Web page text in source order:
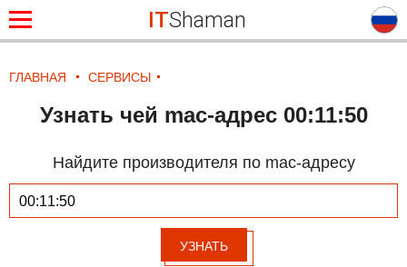
ITShaman
ГЛАВНАЯ СЕРВИСЫ
Узнать чей mac-адрес 00:11:50
Найдите производителя по mac-адресу
УЗНАТЬ